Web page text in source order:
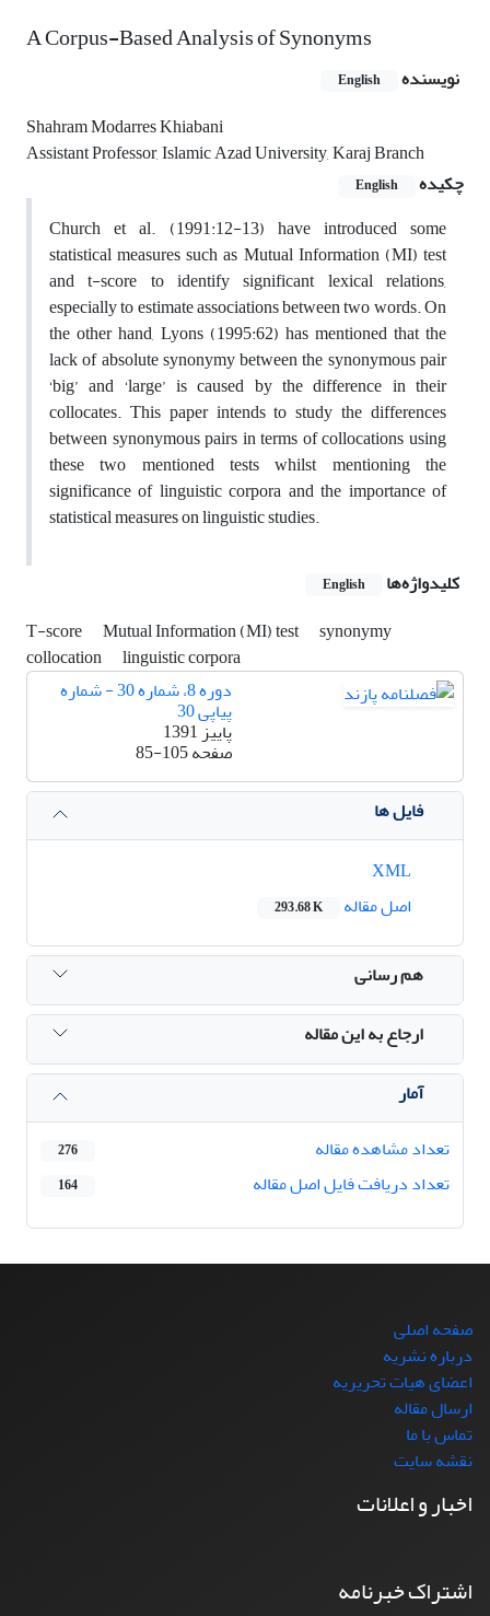
A Corpus-Based Analysis of Synonyms
نویسنده English
Shahram Modarres Khiabani
Assistant Professor, Islamic Azad University, Karaj Branch
چکیده
English
Church et al. (1991:12-13) have introduced some
statistical measures such as Mutual Information (MI) test
and t-score to identify significant lexical relations,
especially to estimate associations between two words. On
the other hand, Lyons (1995:62) has mentioned that the
lack of absolute synonymy between the synonymous pair
‘big’ and ‘large’ is caused by the difference in their
collocates. This paper intends to study the differences
between synonymous pairs in terms of collocations using
these two mentioned tests whilst mentioning the
significance of linguistic corpora and the importance of
statistical measures on linguistic studies.
کلیدواژه‌ها
English
T-score Mutual Information (MI) test synonymy
collocation
linguistic corpora
دوره 8، شماره 30 - شماره
پیاپی 30
پاییز 1391
صفحه85-105
فایل ها
اصل مقاله
293.68 K
هم رسانی
ارجاع به این مقاله
آمار
تعداد مشاهده مقاله
276
تعداد دریافت فایل اصل مقاله 164
صفحه اصلی
درباره نشریه
اعضای هیات تحریریه
ارسال مقاله
تماس با ما
نقشه سایت
اخبار و اعلانات
اشتراک خبرنامه